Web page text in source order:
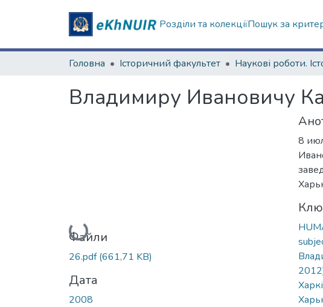
Розділи та колекціїПошук за
Головна Історичний факультет
Владимиру Ивановичу
Вантажиться...
Файли
26.pdf(661,71 KB)
Дата
2008
8